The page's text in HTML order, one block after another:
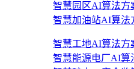
智慧园区AI算法方
智慧加油站AI算法
智慧工地AI算法方
智慧能源电厂AI算